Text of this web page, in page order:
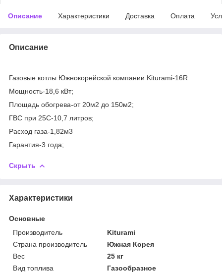
Описание Характеристики Доставка Оплата
Описание
Газовые котлы Южнокорейской компании Kiturami-16R
Мощность-18,6 кВт;
Площадь обогрева-от 20м2 до 150м2;
ГВС при 25С-10,7 литров;
Расход газа-1,82м3
Гарантия-3 года;
Скрыть
Характеристики
Основные
Производитель
Kiturami
Страна производитель
Южная Корея
Вес
25 кг
Вид топлива
Газообразное